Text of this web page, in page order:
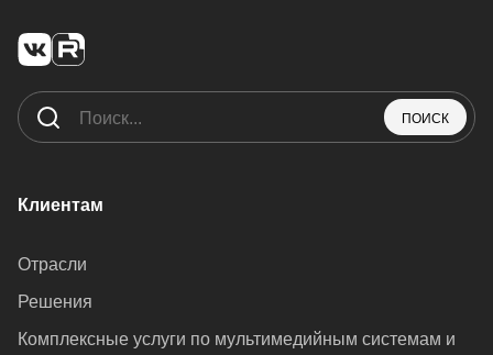
ПОИСК
Клиентам
Отрасли
Решения
Комплексные услуги по мультимедийным системам и